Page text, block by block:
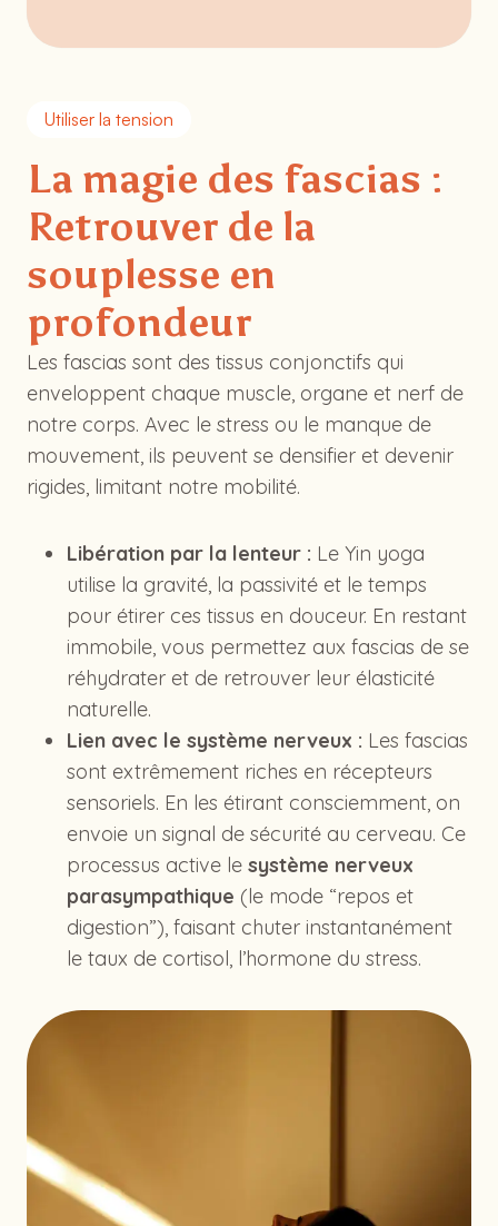
Utiliser la tension
La magie des fascias :
Retrouver de la
souplesse en
profondeur
Les fascias sont des tissus conjonctifs qui
enveloppent chaque muscle, organe et nerf de
notre corps. Avec le stress ou le manque de
mouvement, ils peuvent se densifier et devenir
rigides, limitant notre mobilité.
Libération par la lenteur : Le Yin yoga
utilise la gravité, la passivité et le temps
pour étirer ces tissus en douceur. En restant
immobile, vous permettez aux fascias de se
réhydrater et de retrouver leur élasticité
naturelle.
Lien avec le système nerveux : Les fascias
sont extrêmement riches en récepteurs
sensoriels. En les étirant consciemment, on
envoie un signal de sécurité au cerveau. Ce
processus active le système nerveux
parasympathique (le mode “repos et
digestion”), faisant chuter instantanément
le taux de cortisol, l’hormone du stress.